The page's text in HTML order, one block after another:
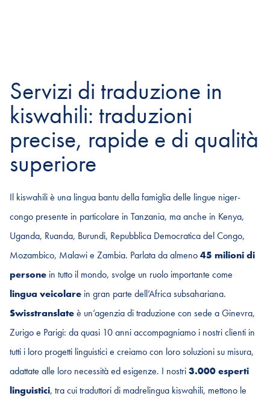
Servizi di traduzione in
kiswahili: traduzioni
precise, rapide e di qualità
superiore
Il kiswahili è una lingua bantu della famiglia delle lingue niger-
congo presente in particolare in Tanzania, ma anche in Kenya,
Uganda, Ruanda, Burundi, Repubblica Democratica del Congo,
Mozambico, Malawi e Zambia. Parlata da almeno45 milioni di
persone in tutto il mondo, svolge un ruolo importante come
lingua veicolare in gran parte dell’Africa subsahariana.
Swisstranslateè un’agenzia di traduzione con sede a Ginevra,
Zurigo e Parigi: da quasi 10 anni accompagniamo i nostri clienti in
tutti i loro progetti linguistici e creiamo con loro soluzioni su misura,
adattate alle loro necessità ed esigenze. I nostri3.000 esperti
linguistici, tra cui traduttori di madrelingua kiswahili, mettono le